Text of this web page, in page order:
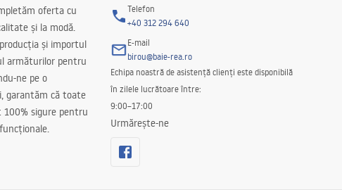
oferta cu
și la modă.
și importul
armăturilor pentru
ne pe o
garantăm că toate
100% sigure pentru
Telefon
+40 312 294 640
E-mail
birou@baie-rea.ro
Echipa noastră de asistență clienți este disponibilă
în zilele lucrătoare între:
9:00–17:00
Urmărește-ne